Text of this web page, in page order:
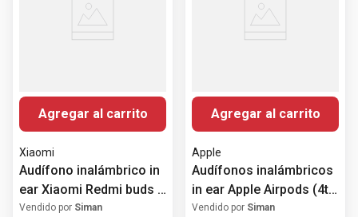
Agregar al carrito
Xiaomi
Audífono inalámbrico in
ear Xiaomi Redmi buds 6
active
Vendido por Siman
Agregar al carrito
Apple
Audífonos inalámbricos
in ear Apple Airpods (4ta
generación)
Vendido por Siman